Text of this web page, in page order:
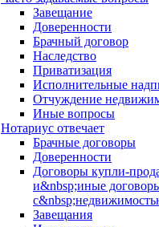
Завещание
Доверенности
Брачный договор
Наследство
Приватизация
Исполнительные
Отчуждение
Иные вопросы
Нотариус отвечает
Брачные договоры
Доверенности
Договоры купли-
и&nbsp;иные
Завещания